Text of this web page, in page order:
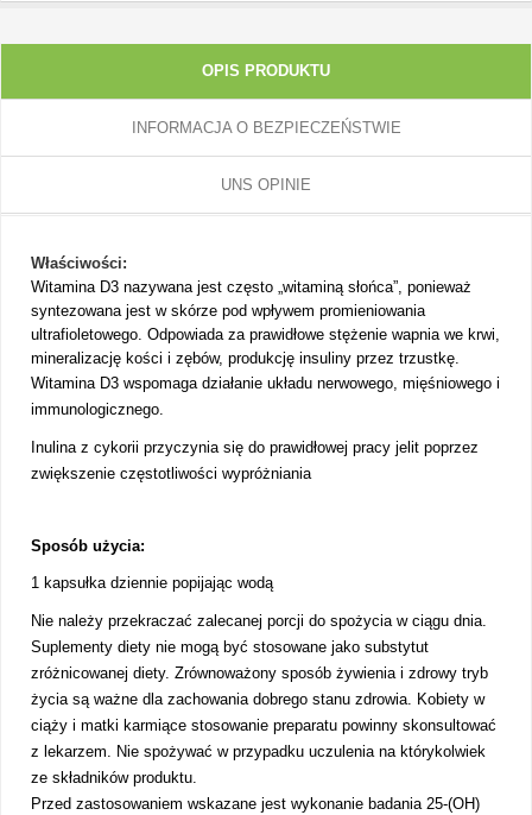
OPIS PRODUKTU
INFORMACJA O BEZPIECZEŃSTWIE
UNS OPINIE
Właściwości:
Witamina D3 nazywana jest często „witaminą słońca”, ponieważ
syntezowana jest w skórze pod wpływem promieniowania
ultrafioletowego. Odpowiada za prawidłowe stężenie wapnia we krwi,
mineralizację kości i zębów, produkcję insuliny przez trzustkę.
Witamina D3 wspomaga działanie układu nerwowego, mięśniowego i
immunologicznego.
Inulina z cykorii przyczynia się do prawidłowej pracy jelit poprzez
zwiększenie częstotliwości wypróżniania
Sposób użycia:
1 kapsułka dziennie popijając wodą
Nie należy przekraczać zalecanej porcji do spożycia w ciągu dnia.
Suplementy diety nie mogą być stosowane jako substytut
zróżnicowanej diety. Zrównoważony sposób żywienia i zdrowy tryb
życia są ważne dla zachowania dobrego stanu zdrowia. Kobiety w
ciąży i matki karmiące stosowanie preparatu powinny skonsultować
z lekarzem. Nie spożywać w przypadku uczulenia na którykolwiek
ze składników produktu.
Przed zastosowaniem wskazane jest wykonanie badania 25-(OH)